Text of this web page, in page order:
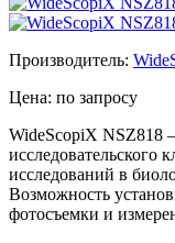
Производитель:
Цена: по запросу
WideScopiX NSZ818
исследовательского
исследований в
Возможность
фотосъемки и